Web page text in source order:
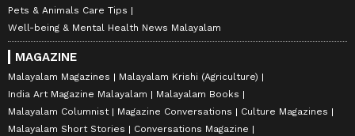
Pets & Animals Care Tips
Well-being & Mental Health News Malayalam
MAGAZINE
Malayalam Magazines
Malayalam Krishi (Agriculture)
India Art Magazine Malayalam
Malayalam Books
Malayalam Columnist
Magazine Conversations
Culture Magazines
Malayalam Short Stories
Conversations Magazine